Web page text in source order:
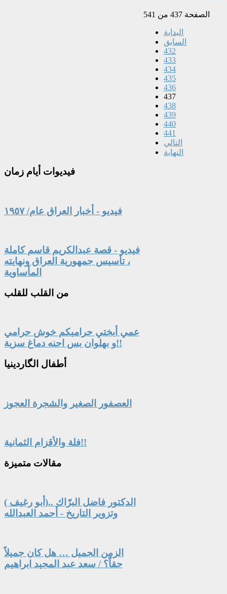
الصفحة 437 من 541
البداية
السابق
432
433
434
435
436
437
438
439
440
441
التالي
النهاية
فيديوات أيام زمان
فيديو - أخبار العراق عام/ ١٩٥٧
فيديو - قصة عبدالكريم قاسم كاملة
، تأسيس جمهورية العراق ونهايته
المأساوية
من القلب للقلب
عمي أبختي حراميكم خوش حرامي
و بهلوان بس احنه دماغ سزية!!
أطفال الگاردينيا
العصفور الصغير والشجرة العجوز
فلة والأقزام الثمانية!!
مقالات متميزة
الدكتور فاضل البرّاك ..(أبو رغيف )
وتزوير التاريخ - أحمد العبدالله
الزمن الجميل … هل كان جميلاً
حقاً؟ / سعد عبد المجيد ابراهيم